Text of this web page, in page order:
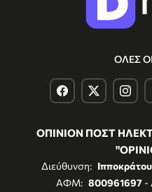
ΟΛΕΣ
ΟΠΙΝΙΟΝ ΠΟΣΤ
Διεύθυνση:
ΑΦΜ: 800961697-